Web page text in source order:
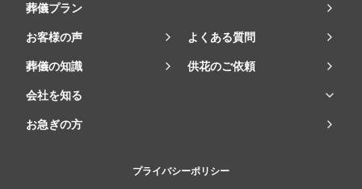
葬儀プラン
お客様の声 よくある質問
葬儀の知識 供花のご依頼
会社を知る
お急ぎの方
プライバシーポリシー